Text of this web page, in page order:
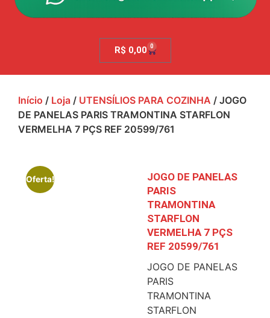
R$ 0,00 0
Início / Loja / UTENSÍLIOS PARA COZINHA / JOGO
DE PANELAS PARIS TRAMONTINA STARFLON
VERMELHA 7 PÇS REF 20599/761
Oferta!
JOGO DE PANELAS
PARIS
TRAMONTINA
STARFLON
VERMELHA 7 PÇS
REF 20599/761
JOGO DE PANELAS
PARIS
TRAMONTINA
STARFLON